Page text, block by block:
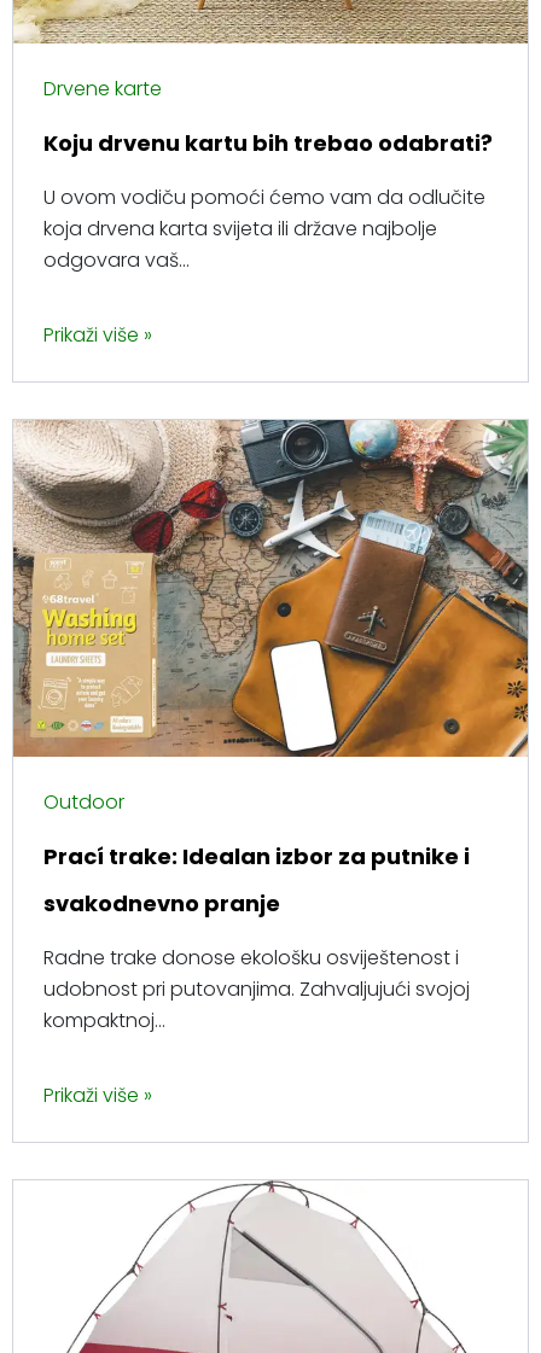
Drvene karte
Koju drvenu kartu bih trebao odabrati?
U ovom vodiču pomoći ćemo vam da odlučite
koja drvena karta svijeta ili države najbolje
odgovara vaš...
Prikaži više »
Outdoor
Prací trake: Idealan izbor za putnike i
svakodnevno pranje
Radne trake donose ekološku osviještenost i
udobnost pri putovanjima. Zahvaljujući svojoj
kompaktnoj...
Prikaži više »